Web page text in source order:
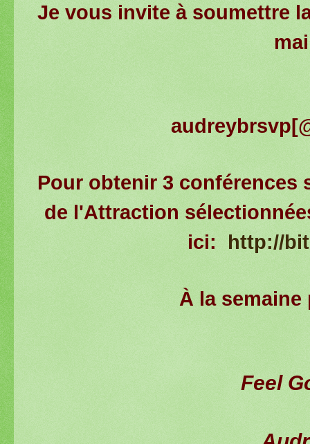
Je vous invite à soumettre
Pour obtenir 3 conférences
de l'Attraction
ici: http://
À la
Feel